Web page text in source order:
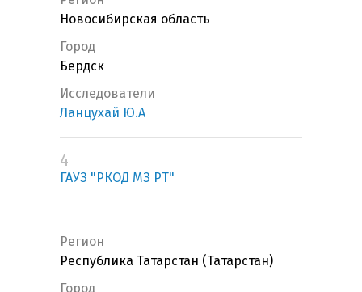
Новосибирская область
Город
Бердск
Исследователи
Ланцухай Ю.А
4
ГАУЗ "РКОД МЗ РТ"
Регион
Республика Татарстан (Татарстан)
Город